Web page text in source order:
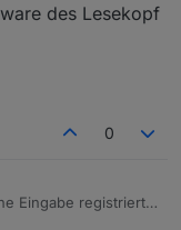
des Lesekopf
0
Eingabe registriert